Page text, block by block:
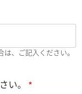
、ご記入ください。
い。